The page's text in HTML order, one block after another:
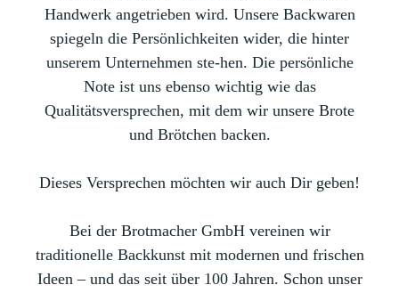
Handwerk angetrieben wird. Unsere Backwaren
spiegeln die Persönlichkeiten wider, die hinter
unserem Unternehmen ste-hen. Die persönliche
Note ist uns ebenso wichtig wie das
Qualitätsversprechen, mit dem wir unsere Brote
und Brötchen backen.
Dieses Versprechen möchten wir auch Dir geben!
Bei der Brotmacher GmbH vereinen wir
traditionelle Backkunst mit modernen und frischen
Ideen – und das seit über 100 Jahren. Schon unser